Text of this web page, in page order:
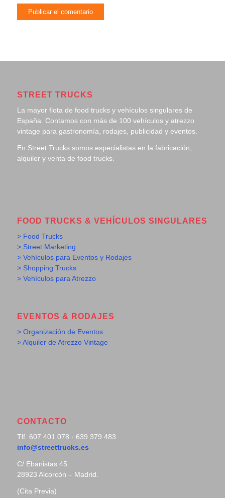
STREET TRUCKS
La mayor flota de food trucks y vehículos singulares de
España. Contamos con más de 100 vehículos y atrezzo
vintage para gastronomía, rodajes, publicidad y eventos.
En Street Trucks somos especialistas en la fabricación,
alquiler y venta de food trucks.
FOOD TRUCKS & VEHÍCULOS SINGULARES
> Food Trucks
> Street Marketing
> Vehículos para Eventos y Rodajes
> Shopping Trucks
> Vehículos para Atrezzo
EVENTOS & RODAJES
> Organización de Eventos
> Alquiler de Atrezzo Vintage
CONTACTO
Tlf: 607 401 078 · 639 379 483
info@streettrucks.es
C/ Ebanistas 45.
28923 Alcorcón – Madrid.
(Cita Previa)